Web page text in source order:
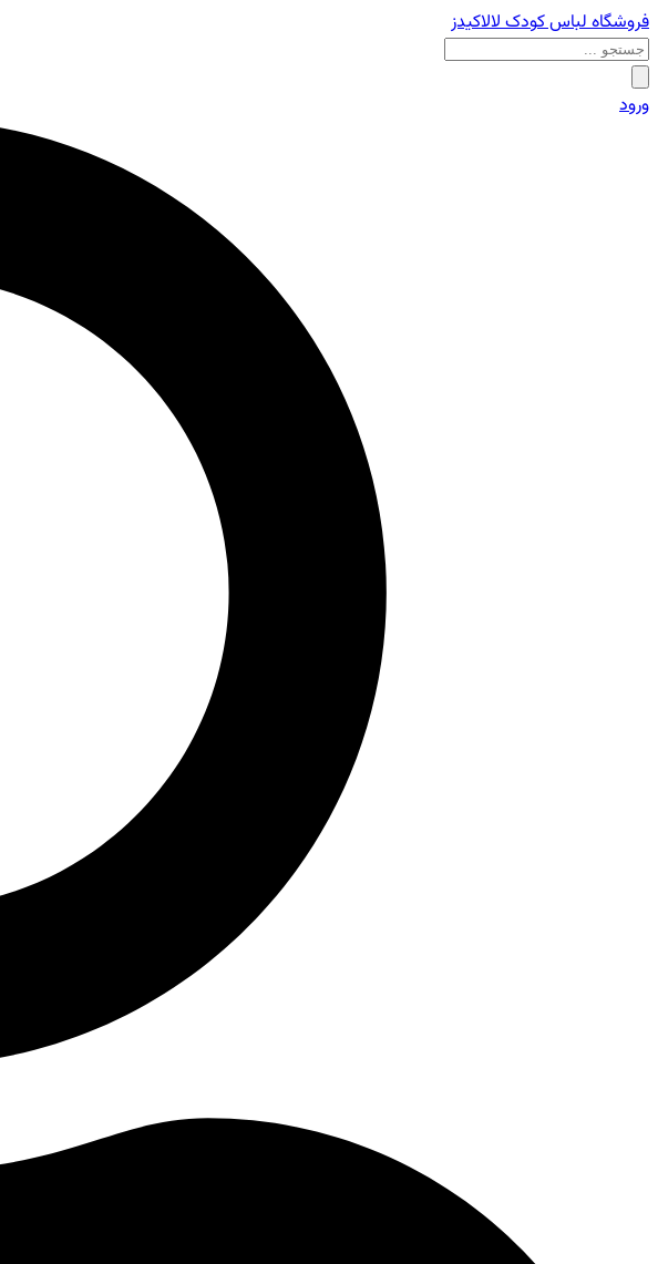
فروشگاه لباس کودک لالاکیدز
ورود